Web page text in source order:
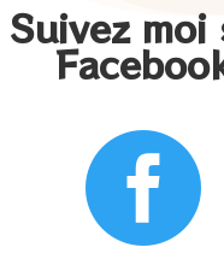
Suivez moi
